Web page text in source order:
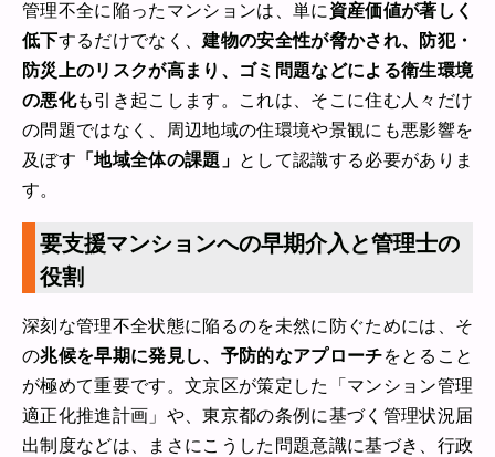
管理不全に陥ったマンションは、単に 資産価値が著しく
低下するだけでなく、建物の安全性が脅かされ、防犯・
防災上のリスクが高まり、ゴミ問題などによる衛生環境
の悪化も引き起こします。これは、そこに住む人々だけ
の問題ではなく、周辺地域の住環境や景観にも悪影響を
及ぼす 「地域全体の課題」 として認識する必要がありま
す。
要支援マンションへの早期介入と管理士の
役割
深刻な管理不全状態に陥るのを未然に防ぐためには、そ
の兆候を早期に発見し、予防的なアプローチをとること
が極めて重要です。文京区が策定した「マンション管理
適正化推進計画」や、東京都の条例に基づく管理状況届
出制度などは、まさにこうした問題意識に基づき、行政